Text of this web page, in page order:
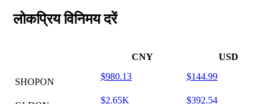
लोकप्रिय विनिमय दरें
CNY USD
SHOPON
$980.13 $144.99
$2.65K $392.54